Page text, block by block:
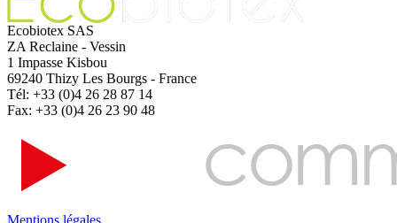
Ecobiotex SAS
ZA Reclaine - Vessin
1 Impasse Kisbou
69240 Thizy Les Bourgs - France
Tél: +33 (0)4 26 28 87 14
Fax: +33 (0)4 26 23 90 48